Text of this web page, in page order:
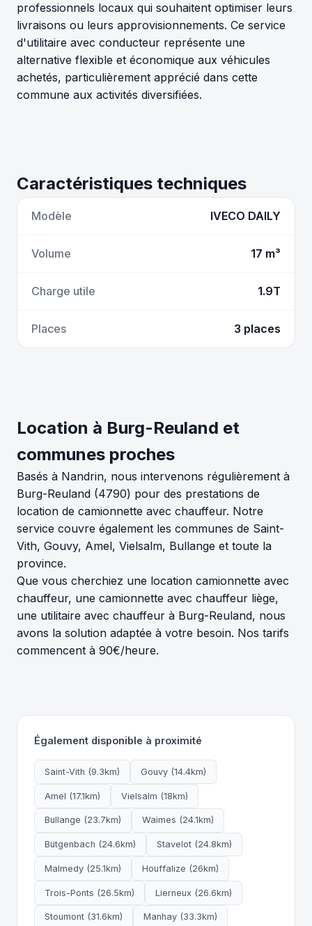
professionnels locaux qui souhaitent optimiser leurs
livraisons ou leurs approvisionnements. Ce service
d'utilitaire avec conducteur représente une
alternative flexible et économique aux véhicules
achetés, particulièrement apprécié dans cette
commune aux activités diversifiées.
Caractéristiques techniques
Modèle IVECO DAILY
Volume 17 m³
Charge utile 1.9T
Places 3 places
Location à Burg-Reuland et
communes proches
Basés à Nandrin, nous intervenons régulièrement à
Burg-Reuland (4790) pour des prestations de
location de camionnette avec chauffeur. Notre
service couvre également les communes de Saint-
Vith, Gouvy, Amel, Vielsalm, Bullange et toute la
province.
Que vous cherchiez une location camionnette avec
chauffeur, une camionnette avec chauffeur liège,
une utilitaire avec chauffeur à Burg-Reuland, nous
avons la solution adaptée à votre besoin. Nos tarifs
commencent à 90€/heure.
Également disponible à proximité
Saint-Vith (9.3km) Gouvy (14.4km)
Amel (17.1km) Vielsalm (18km)
Bullange (23.7km) Waimes (24.1km)
Bütgenbach (24.6km) Stavelot (24.8km)
Malmedy (25.1km) Houffalize (26km)
Trois-Ponts (26.5km) Lierneux (26.6km)
Stoumont (31.6km) Manhay (33.3km)